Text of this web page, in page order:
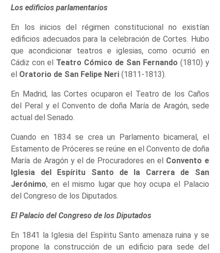
Los edificios parlamentarios
En los inicios del régimen constitucional no existían
edificios adecuados para la celebración de Cortes. Hubo
que acondicionar teatros e iglesias, como ocurrió en
Cádiz con el Teatro Cómico de San Fernando (1810) y
el Oratorio de San Felipe Neri (1811-1813).
En Madrid, las Cortes ocuparon el Teatro de los Caños
del Peral y el Convento de doña María de Aragón, sede
actual del Senado.
Cuando en 1834 se crea un Parlamento bicameral, el
Estamento de Próceres se reúne en el Convento de doña
María de Aragón y el de Procuradores en el Convento e
Iglesia del Espíritu Santo de la Carrera de San
Jerónimo, en el mismo lugar que hoy ocupa el Palacio
del Congreso de los Diputados.
El Palacio del Congreso de los Diputados
En 1841 la Iglesia del Espíritu Santo amenaza ruina y se
propone la construcción de un edificio para sede del